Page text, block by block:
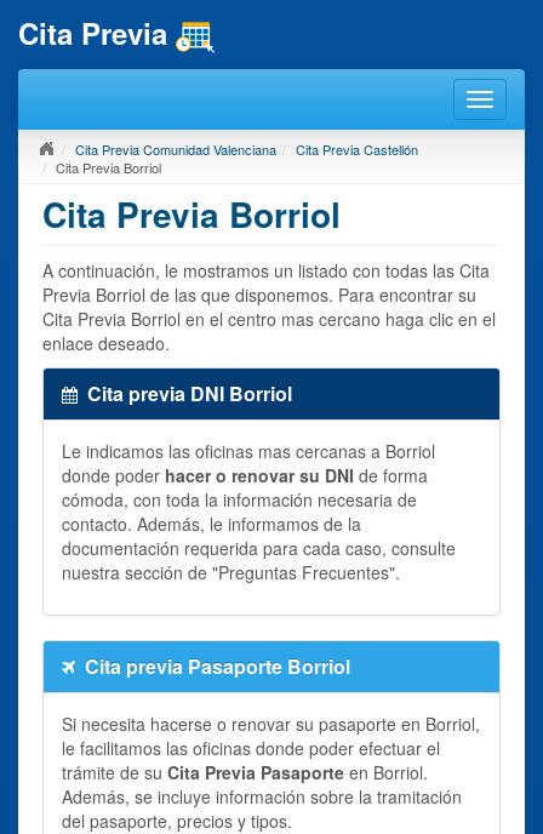
Cita Previa
Cita Previa Comunidad Valenciana
Cita Previa Castellón
Cita Previa Borriol
Cita Previa Borriol
A continuación, le mostramos un listado con todas las Cita
Previa Borriol de las que disponemos. Para encontrar su
Cita Previa Borriol en el centro mas cercano haga clic en el
enlace deseado.
Cita previa DNI Borriol
Le indicamos las oficinas mas cercanas a Borriol
donde poder hacer o renovar su DNI de forma
cómoda, con toda la información necesaria de
contacto. Además, le informamos de la
documentación requerida para cada caso, consulte
nuestra sección de "Preguntas Frecuentes".
Cita previa Pasaporte Borriol
Si necesita hacerse o renovar su pasaporte en Borriol,
le facilitamos las oficinas donde poder efectuar el
trámite de su Cita Previa Pasaporte en Borriol.
Además, se incluye información sobre la tramitación
del pasaporte, precios y tipos.